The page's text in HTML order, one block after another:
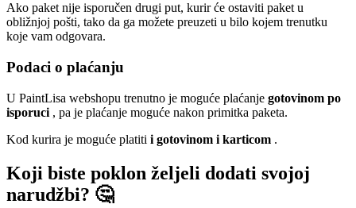
Ako paket nije isporučen drugi put, kurir će ostaviti paket u
obližnjoj pošti, tako da ga možete preuzeti u bilo kojem trenutku
koje vam odgovara.
Podaci o plaćanju
U PaintLisa webshopu trenutno je moguće plaćanje gotovinom po
isporuci , pa je plaćanje moguće nakon primitka paketa.
Kod kurira je moguće platiti i gotovinom i karticom .
Koji biste poklon željeli dodati svojoj
narudžbi? 🤔